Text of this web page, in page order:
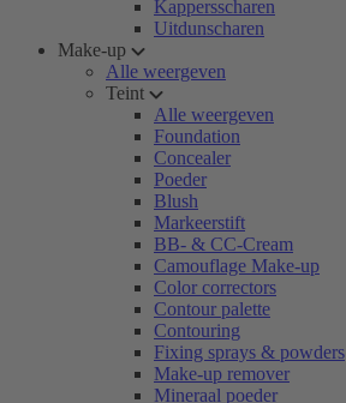
Kappersscharen
Uitdunscharen
Make-up
Alle weergeven
Teint
Alle weergeven
Foundation
Concealer
Poeder
Blush
Markeerstift
BB- & CC-Cream
Camouflage Make-up
Color correctors
Contour palette
Contouring
Fixing sprays & powders
Make-up remover
Mineraal poeder